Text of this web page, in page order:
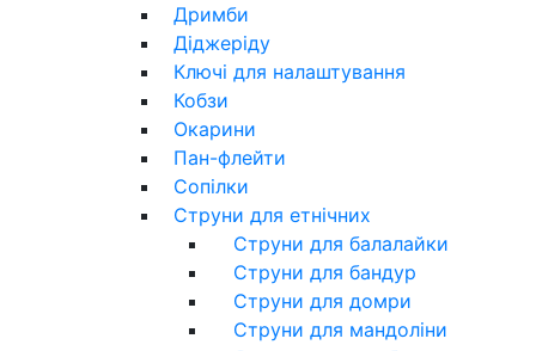
Дримби
Діджеріду
Ключі для налаштування
Кобзи
Окарини
Пан-флейти
Сопілки
Струни для етнічних
Струни для балалайки
Струни для бандур
Струни для домри
Струни для мандоліни